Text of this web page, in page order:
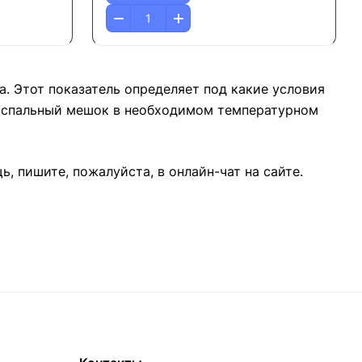
показатель определяет под какие условия
спальный мешок в необходимом температурном
пишите, пожалуйста, в онлайн-чат на сайте.